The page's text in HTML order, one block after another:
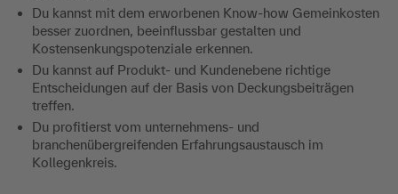
Du kannst mit dem erworbenen Know-how Gemeinkosten
besser zuordnen, beeinflussbar gestalten und
Kostensenkungspotenziale erkennen.
Du kannst auf Produkt- und Kundenebene richtige
Entscheidungen auf der Basis von Deckungsbeiträgen
treffen.
Du profitierst vom unternehmens- und
branchenübergreifenden Erfahrungsaustausch im
Kollegenkreis.